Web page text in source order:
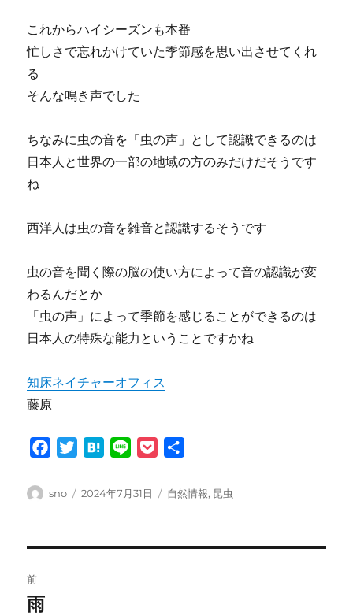
これからハイシーズンも本番
忙しさで忘れかけていた季節感を思い出させてくれ
る
そんな鳴き声でした
ちなみに虫の音を「虫の声」として認識できるのは
日本人と世界の一部の地域の方のみだけだそうです
ね
西洋人は虫の音を雑音と認識するそうです
虫の音を聞く際の脳の使い方によって音の認識が変
わるんだとか
「虫の声」によって季節を感じることができるのは
日本人の特殊な能力ということですかね
知床ネイチャーオフィス
藤原
c
o
i
e
H
t
a
n
c
t
投
sno
投
2024年7月31日
カ
自然情報, 昆虫
稿
前
前
雨